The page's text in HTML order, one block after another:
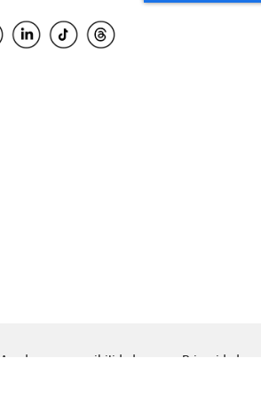
Ayuda para accesibilidad Privacidad